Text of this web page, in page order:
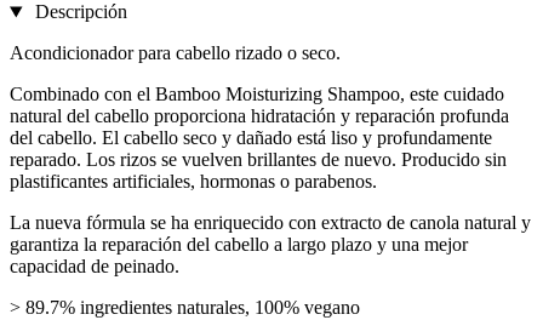
Descripción
Acondicionador para cabello rizado o seco.
Combinado con el Bamboo Moisturizing Shampoo, este cuidado
natural del cabello proporciona hidratación y reparación profunda
del cabello. El cabello seco y dañado está liso y profundamente
reparado. Los rizos se vuelven brillantes de nuevo. Producido sin
plastificantes artificiales, hormonas o parabenos.
La nueva fórmula se ha enriquecido con extracto de canola natural y
garantiza la reparación del cabello a largo plazo y una mejor
capacidad de peinado.
> 89.7% ingredientes naturales, 100% vegano